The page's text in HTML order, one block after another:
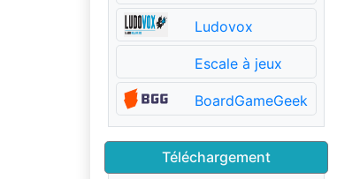
Ludovox
Escale à jeux
BoardGameGeek
Téléchargement